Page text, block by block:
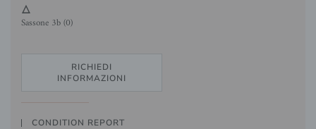
3
Sassone 3b (0)
RICHIEDI
INFORMAZIONI
CONDITION REPORT